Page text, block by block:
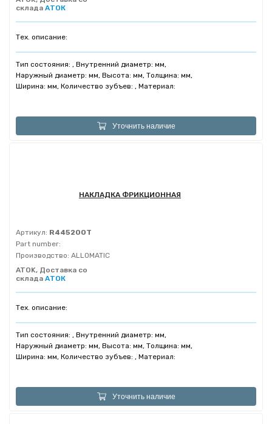
склада АТОК
Тех. описание:
Тип состояния: , Внутренний диаметр: мм,
Наружный диаметр: мм, Высота: мм, Толщина: мм,
Ширина: мм, Количество зубъев: , Материал:
Уточнить наличие
НАКЛАДКА ФРИКЦИОННАЯ
Артикул: R445200T
Part number:
Производство: ALLOMATIC
ATOK, Доставка со
склада АТОК
Тех. описание:
Тип состояния: , Внутренний диаметр: мм,
Наружный диаметр: мм, Высота: мм, Толщина: мм,
Ширина: мм, Количество зубъев: , Материал:
Уточнить наличие